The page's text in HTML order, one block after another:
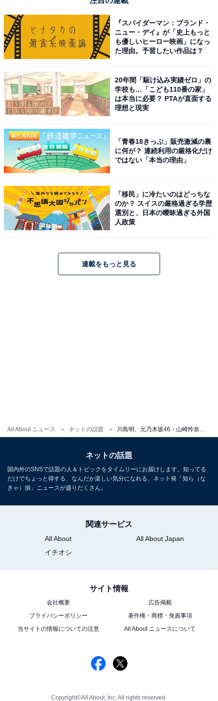
All About ニュース ネットの話題 川島明、元乃木坂46・山崎怜奈の大喜利ショットがセンス高すぎ！ 「#彼氏によるフラッシュモブが60分経過」
『スパイダーマン：ブランド・
ニュー・デイ』が「史上もっと
も優しいヒーロー映画」になっ
た理由。予習したい作品は？
20年間「駆け込み実績ゼロ」の
学校も…「こども110番の家」
は本当に必要？ PTAが直面する
理想と現実
「青春18きっぷ」販売激減の裏
に何が？ 連続利用の厳格化だけ
ではない「本当の理由」
「移民」に冷たいのはどっちな
のか？ スイスの厳格過ぎる学歴
選別と、日本の曖昧過ぎる外国
人政策
連載をもっと見る
ネットの話題
国内外のSNSで話題の人＆トピックをタイムリーにお届けします。知ってる
だけでちょっと得する、なんだか楽しい気分になれる、ネット発「知ら（な
きゃ）損」ニュースが盛りだくさん。
関連サービス
All About
All About Japan
イチオシ
サイト情報
会社概要
広告掲載
プライバシーポリシー
著作権・商標・免責事項
当サイトの情報についての注意
All About ニュースについて
Copyright©All About, Inc. All rights reserved.